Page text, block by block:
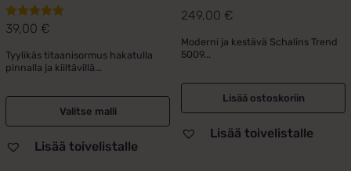
Arvostelu
5.00/ 5
39,00 €
Tyylikäs titaanisormus hakatulla
pinnalla ja kiiltävillä...
Valitse malli
Lisää toivelistalle
249,00 €
Moderni ja kestävä Schalins Trend
5009...
Lisää ostoskoriin
Lisää toivelistalle